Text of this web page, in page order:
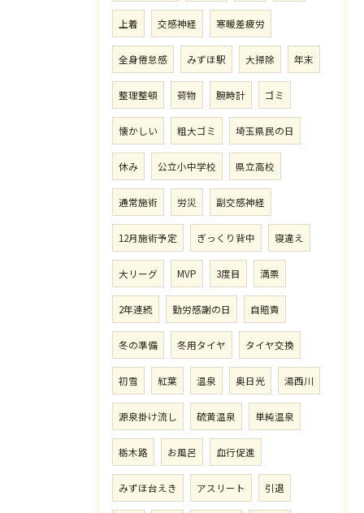
上着 交感神経 寒暖差疲労
全身倦怠感 みずほ駅 大掃除 年末
整理整頓 荷物 腕時計 ゴミ
懐かしい 粗大ゴミ 埼玉県民の日
休み 公立小中学校 県立高校
通常施術 労災 副交感神経
12月施術予定 ぎっくり背中 寝違え
大リーグ MVP 3度目 満票
2年連続 勤労感謝の日 自賠責
冬の準備 冬用タイヤ タイヤ交換
初雪 紅葉 温泉 奥日光 湯西川
源泉掛け流し 硫黄温泉 単純温泉
栃木路 お風呂 血行促進
みずほ台えき アスリート 引退